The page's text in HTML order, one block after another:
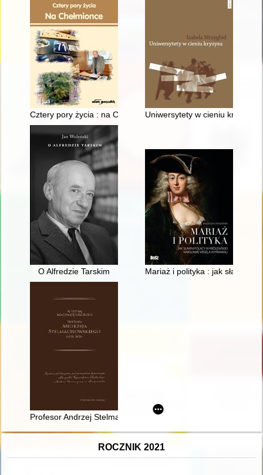
Cztery pory życia : na ChełmionceUniwersytety w cieniu kryzysu
O Alfredzie Tarskim Mariaż i polityka : jak sławni
Profesor Andrzej Stelmachowski : wybitny prawnik agrarysta
ROCZNIK 2021